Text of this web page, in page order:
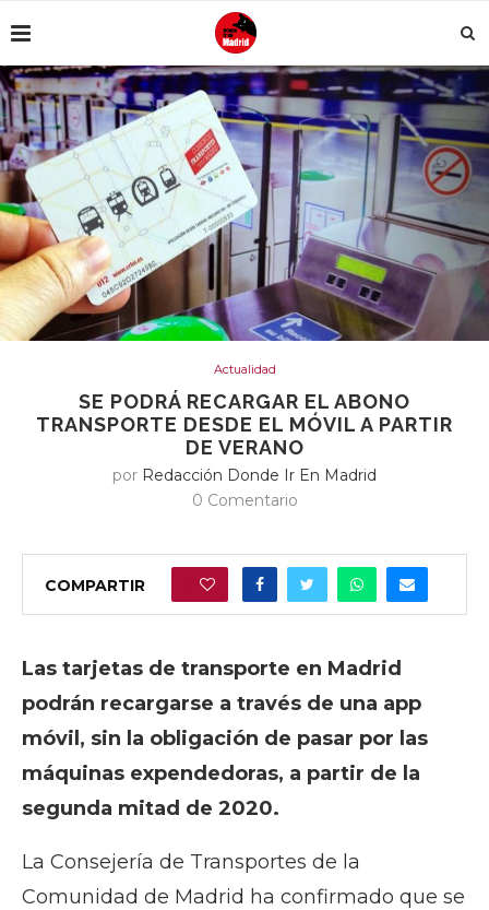
Actualidad
SE PODRÁ RECARGAR EL ABONO
TRANSPORTE DESDE EL MÓVIL A PARTIR
DE VERANO
por Redacción Donde Ir En Madrid
0 Comentario
COMPARTIR
Las tarjetas de transporte en Madrid
podrán recargarse a través de una app
móvil, sin la obligación de pasar por las
máquinas expendedoras, a partir de la
segunda mitad de 2020.
La Consejería de Transportes de la
Comunidad de Madrid ha confirmado que se